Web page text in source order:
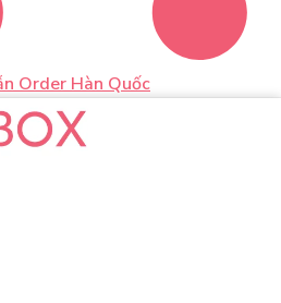
Order Hàn Quốc